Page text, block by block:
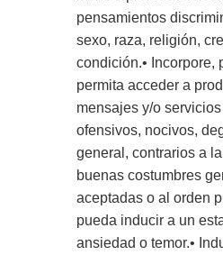
pensamientos
sexo, raza, religión,
condición.• Incorpore,
permita acceder a
mensajes y/o
ofensivos, nocivos,
general, contrarios a
buenas costumbres
aceptadas o al orden
pueda inducir a un
ansiedad o temor.•